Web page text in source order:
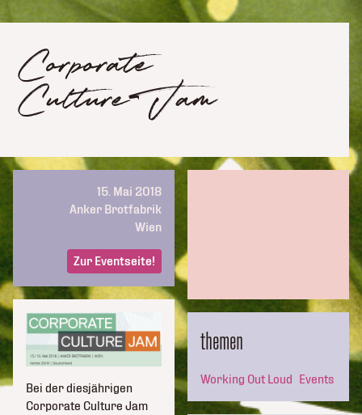
Corporate
Culture Jam
15. Mai 2018
Anker Brotfabrik
Wien
Zur Eventseite!
Bei der diesjährigen
Corporate Culture Jam
themen
Working Out Loud Events